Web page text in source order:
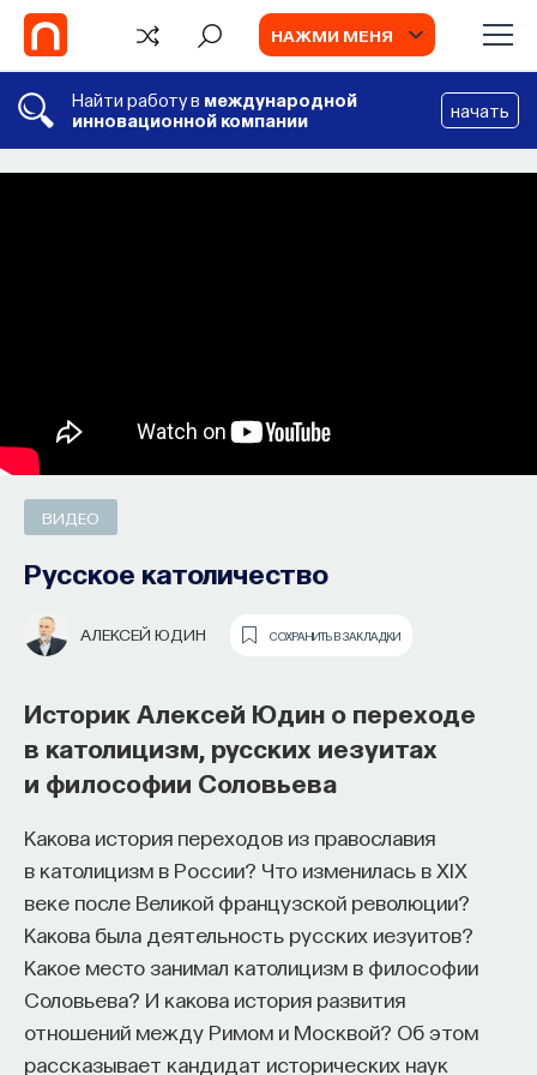
НАЖМИ МЕНЯ
Найти работу в международной
инновационной компании
начать
ВИДЕО
Русское католичество
АЛЕКСЕЙ ЮДИН СОХРАНИТЬ В ЗАКЛАДКИ
Историк Алексей Юдин о переходе
в католицизм, русских иезуитах
и философии Соловьева
Какова история переходов из православия
в католицизм в России? Что изменилась в XIX
веке после Великой французской революции?
Какова была деятельность русских иезуитов?
Какое место занимал католицизм в философии
Соловьева? И какова история развития
отношений между Римом и Москвой? Об этом
рассказывает кандидат исторических наук
СОБЫТИЯ
Как философия помогает составлять
о происходящем в мире?
Как философия помогает понять мир, в котором
мы живем, расширять собственные
представления об окружающей
действительности и познавать самого себя?
Ответы на эти и другие вопросы можно найти,